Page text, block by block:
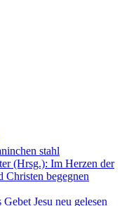
stahl
(Hrsg.): Im Herzen der
Christen begegnen
Jesu neu gelesen